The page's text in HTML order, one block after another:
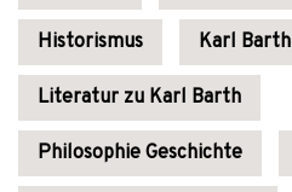
Historismus Karl Barth
Literatur zu Karl Barth
Philosophie Geschichte